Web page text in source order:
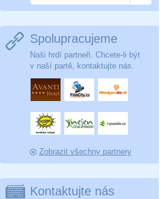
Spolupracujeme
Naši hrdí partneři. Chcete-li být
v naší partě, kontaktujte nás.
Zobrazit všechny partnery
Kontaktujte nás